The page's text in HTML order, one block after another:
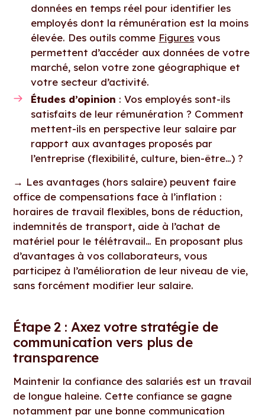
données en temps réel pour identifier les
employés dont la rémunération est la moins
élevée. Des outils comme Figures vous
permettent d’accéder aux données de votre
marché, selon votre zone géographique et
votre secteur d’activité.
Études d’opinion : Vos employés sont-ils
satisfaits de leur rémunération ? Comment
mettent-ils en perspective leur salaire par
rapport aux avantages proposés par
l’entreprise (flexibilité, culture, bien-être…) ?
→ Les avantages (hors salaire) peuvent faire
office de compensations face à l’inflation :
horaires de travail flexibles, bons de réduction,
indemnités de transport, aide à l’achat de
matériel pour le télétravail… En proposant plus
d’avantages à vos collaborateurs, vous
participez à l’amélioration de leur niveau de vie,
sans forcément modifier leur salaire.
Étape 2 : Axez votre stratégie de
communication vers plus de
transparence
Maintenir la confiance des salariés est un travail
de longue haleine. Cette confiance se gagne
notamment par une bonne communication